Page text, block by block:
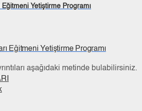
Eğitmeni Yetiştirme Programı
Eğitmeni Yetiştirme Programı
aşağıdaki metinde bulabilirsiniz.